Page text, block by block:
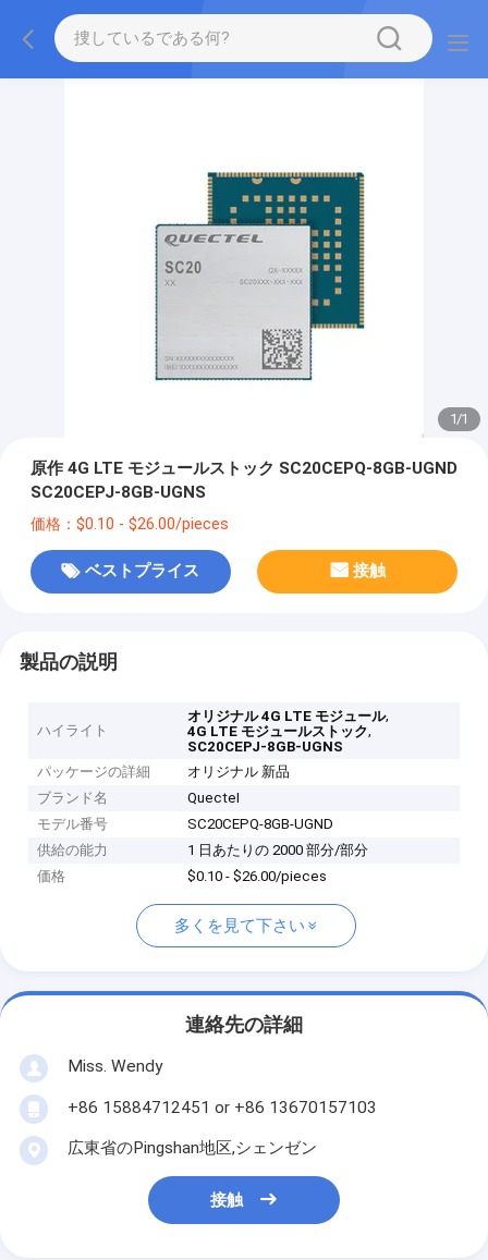
1/1
原作 4G LTE モジュールストック SC20CEPQ-8GB-UGND
SC20CEPJ-8GB-UGNS
価格：$0.10 - $26.00/pieces
ベストプライス 接触
製品の説明
ハイライト
オリジナル 4G LTE モジュール,
4G LTE モジュールストック,
SC20CEPJ-8GB-UGNS
パッケージの詳細
オリジナル 新品
ブランド名
QuecteI
モデル番号
SC20CEPQ-8GB-UGND
供給の能力
1 日あたりの 2000 部分/部分
価格
$0.10 - $26.00/pieces
多くを見て下さい
連絡先の詳細
Miss. Wendy
+86 15884712451 or +86 13670157103
広東省のPingshan地区,シェンゼン
接触